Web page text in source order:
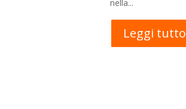
nella...
Leggi tutto